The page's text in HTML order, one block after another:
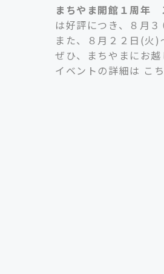
まちやま開館１周年
は好評につき、８月
また、８月２２日(火)
ぜひ、まちやまにお越
イベントの詳細は こ